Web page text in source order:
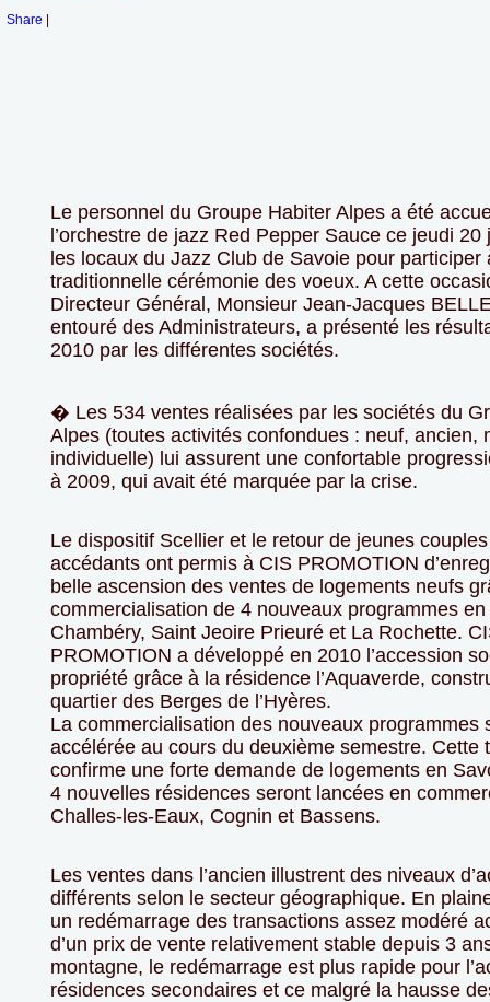
Share
Le personnel du Groupe Habiter Alpes a été
l’orchestre de jazz Red Pepper Sauce ce jeudi 20
les locaux du Jazz Club de Savoie pour participer
traditionnelle cérémonie des voeux. A cette
Directeur Général, Monsieur Jean-Jacques
entouré des Administrateurs, a présenté les
2010 par les différentes sociétés.
� Les 534 ventes réalisées par les sociétés du
Alpes (toutes activités confondues : neuf, ancien,
individuelle) lui assurent une confortable
à 2009, qui avait été marquée par la crise.
Le dispositif Scellier et le retour de jeunes
accédants ont permis à CIS PROMOTION
belle ascension des ventes de logements neufs
commercialisation de 4 nouveaux programmes
Chambéry, Saint Jeoire Prieuré et La Rochette.
PROMOTION a développé en 2010 l’accession
propriété grâce à la résidence l’Aquaverde,
quartier des Berges de l’Hyères.
La commercialisation des nouveaux programmes
accélérée au cours du deuxième semestre. Cette
confirme une forte demande de logements en
4 nouvelles résidences seront lancées en
Challes-les-Eaux, Cognin et Bassens.
Les ventes dans l’ancien illustrent des niveaux
différents selon le secteur géographique. En
un redémarrage des transactions assez modéré
d’un prix de vente relativement stable depuis 3
montagne, le redémarrage est plus rapide pour
résidences secondaires et ce malgré la hausse